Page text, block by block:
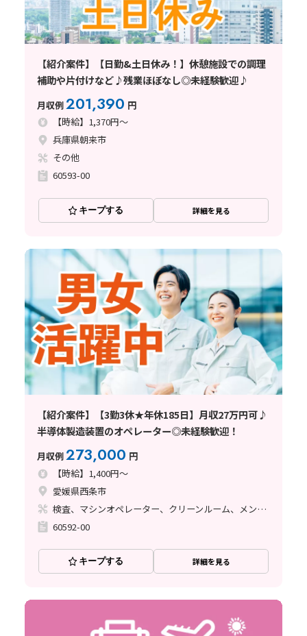
【紹介案件】【日勤&土日休み！】休憩施設での調理
補助や片付けなど♪残業ほぼなし◎未経験歓迎♪
月収例201,390 円
【時給】1,370円～
兵庫県朝来市
その他
60593-00
キープする 詳細を見る
【紹介案件】【3勤3休★年休185日】月収27万円可♪
半導体製造装置のオペレーター◎未経験歓迎！
月収例273,000 円
【時給】1,400円～
愛媛県西条市
検査、マシンオペレーター、クリーンルーム、メンテナンス・保全
60592-00
キープする 詳細を見る